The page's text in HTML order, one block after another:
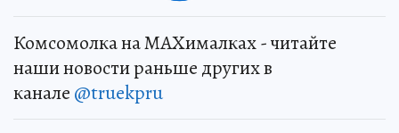
Комсомолка на MAXималках - читайте
наши новости раньше других в
канале @truekpru